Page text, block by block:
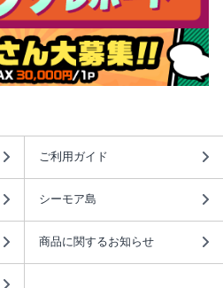
ご利用ガイド
シーモア島
商品に関するお知らせ